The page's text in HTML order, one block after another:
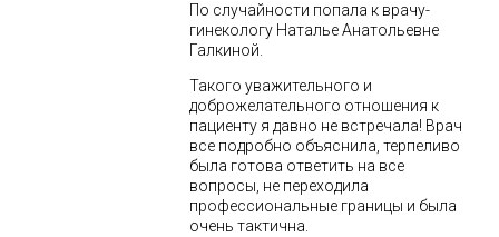
По случайности попала к врачу-
гинекологу Наталье Анатольевне
Галкиной.
Такого уважительного и
доброжелательного отношения к
пациенту я давно не встречала! Врач
все подробно объяснила, терпеливо
была готова ответить на все
вопросы, не переходила
профессиональные границы и была
очень тактична.